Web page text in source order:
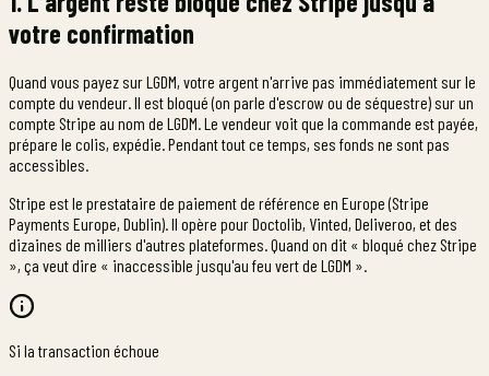
votre confirmation
Quand vous payez sur LGDM, votre argent n'arrive pas immédiatement sur le
compte du vendeur. Il est bloqué (on parle d'escrow ou de séquestre) sur un
compte Stripe au nom de LGDM. Le vendeur voit que la commande est payée,
prépare le colis, expédie. Pendant tout ce temps, ses fonds ne sont pas
accessibles.
Stripe est le prestataire de paiement de référence en Europe (Stripe
Payments Europe, Dublin). Il opère pour Doctolib, Vinted, Deliveroo, et des
dizaines de milliers d'autres plateformes. Quand on dit « bloqué chez Stripe
», ça veut dire « inaccessible jusqu'au feu vert de LGDM ».
Si la transaction échoue